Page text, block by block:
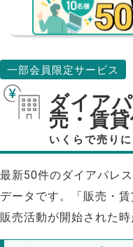
一部会員限定サービス
ダイア
売・賃
いくらで売り
最新50件のダイアパレ
データです。「販売・
販売活動が開始された